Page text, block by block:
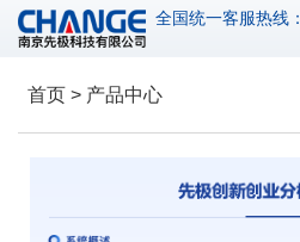
全国统一客服热线：
首页 > 产品中心